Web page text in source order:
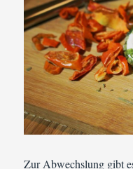
Zur Abwechslung gibt